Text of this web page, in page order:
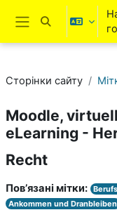
Перейти до головного
Бокова панель
Переключити
Сторінки сайту
Moodle,
eLearning -
Recht
Пов’язані мітки:
Ankommen und Dranbleiben